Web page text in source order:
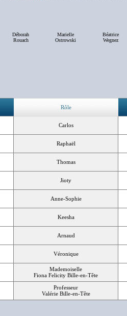
Déborah
Rouach
Marielle
Ostrowski
Béatrice
Wegnez
Rôle
Carlos
Raphaël
Thomas
Jioty
Anne-Sophie
Keesha
Arnaud
Véronique
Mademoiselle
Fiona Felicity Bille-en-Tête
Professeur
Valérie Bille-en-Tête